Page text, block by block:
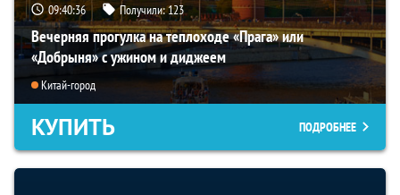
09:40:35 Получили:123
Вечерняя прогулка на теплоходе «Прага» или
«Добрыня» с ужином и диджеем
Китай-город
КУПИТЬ ПОДРОБНЕЕ